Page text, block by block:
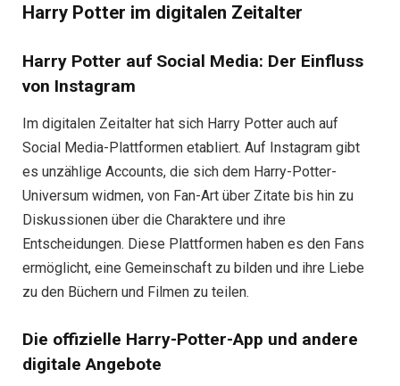
Harry Potter im digitalen Zeitalter
Harry Potter auf Social Media: Der Einfluss
von Instagram
Im digitalen Zeitalter hat sich Harry Potter auch auf
Social Media-Plattformen etabliert. Auf Instagram gibt
es unzählige Accounts, die sich dem Harry-Potter-
Universum widmen, von Fan-Art über Zitate bis hin zu
Diskussionen über die Charaktere und ihre
Entscheidungen. Diese Plattformen haben es den Fans
ermöglicht, eine Gemeinschaft zu bilden und ihre Liebe
zu den Büchern und Filmen zu teilen.
Die offizielle Harry-Potter-App und andere
digitale Angebote